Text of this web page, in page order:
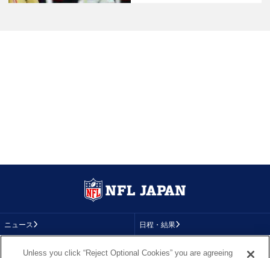
ニュース 日程・結果
コラム テレビ
Unless you click “Reject Optional Cookies” you are agreeing